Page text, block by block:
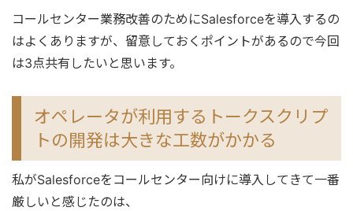
コールセンター業務改善のためにSalesforceを導入するの
はよくありますが、留意しておくポイントがあるので今回
は3点共有したいと思います。
オペレータが利用するトークスクリプ
トの開発は大きな工数がかかる
私がSalesforceをコールセンター向けに導入してきて一番
厳しいと感じたのは、